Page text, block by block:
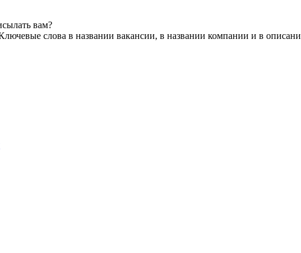
вам?
слова в названии вакансии, в названии компании и в